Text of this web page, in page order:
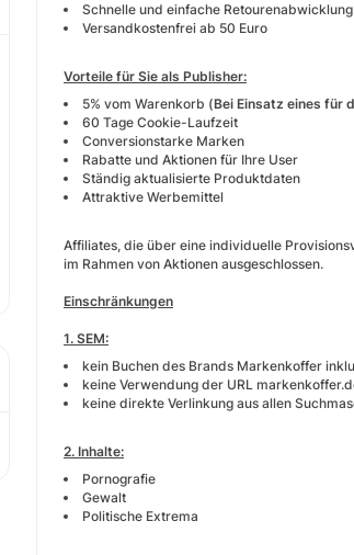
Schnelle und einfache Retourenabwicklung
Versandkostenfrei ab 50 Euro
Vorteile für Sie als Publisher:
5% vom Warenkorb (Bei Einsatz eines für
60 Tage Cookie-Laufzeit
Conversionstarke Marken
Rabatte und Aktionen für Ihre User
Ständig aktualisierte Produktdaten
Attraktive Werbemittel
Affiliates, die über eine individuelle
im Rahmen von Aktionen ausgeschlossen.
Einschränkungen
1. SEM:
kein Buchen des Brands Markenkoffer
keine Verwendung der URL
keine direkte Verlinkung aus allen
2. Inhalte:
Pornografie
Gewalt
Politische Extrema